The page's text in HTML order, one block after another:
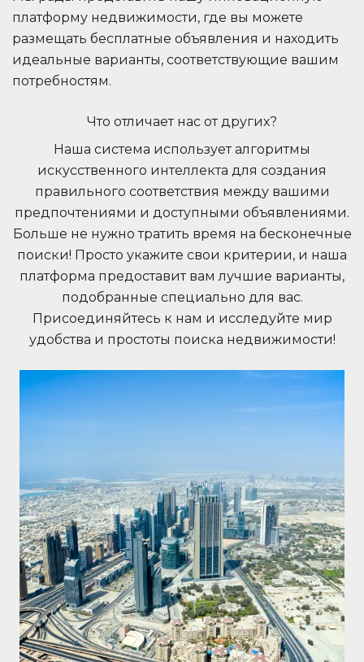
платформу недвижимости, где вы можете
размещать бесплатные объявления и находить
идеальные варианты, соответствующие вашим
потребностям.
Что отличает нас от других?
Наша система использует алгоритмы
искусственного интеллекта для создания
правильного соответствия между вашими
предпочтениями и доступными объявлениями.
Больше не нужно тратить время на бесконечные
поиски! Просто укажите свои критерии, и наша
платформа предоставит вам лучшие варианты,
подобранные специально для вас.
Присоединяйтесь к нам и исследуйте мир
удобства и простоты поиска недвижимости!